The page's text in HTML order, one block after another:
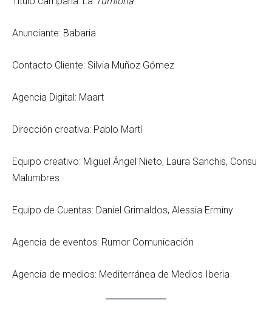
Anunciante: Babaria
Contacto Cliente: Silvia Muñoz Gómez
Agencia Digital: Maart
Dirección creativa: Pablo Martí
Equipo creativo: Miguel Ángel Nieto, Laura Sanchis, Consu
Malumbres
Equipo de Cuentas: Daniel Grimaldos, Alessia Erminy
Agencia de eventos: Rumor Comunicación
Agencia de medios: Mediterránea de Medios Iberia